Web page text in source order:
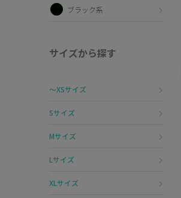
ブラック系
サイズから探す
〜XSサイズ
Sサイズ
Mサイズ
Lサイズ
XLサイズ